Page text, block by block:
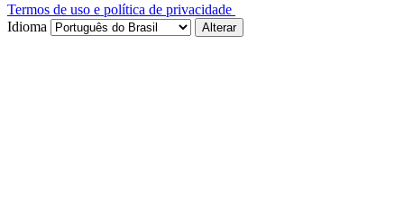
Termos de uso e política de privacidade
Idioma